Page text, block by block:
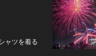
ャツを着る